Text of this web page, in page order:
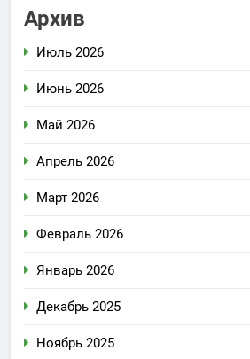
Архив
Июль 2026
Июнь 2026
Май 2026
Апрель 2026
Март 2026
Февраль 2026
Январь 2026
Декабрь 2025
Ноябрь 2025